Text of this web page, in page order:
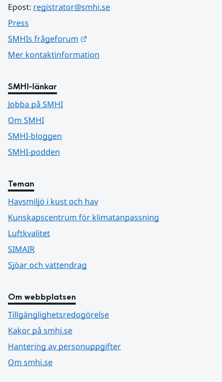
Epost: registrator@smhi.se
Press
SMHIs frågeforum
Mer kontaktinformation
SMHI-länkar
Jobba på SMHI
Om SMHI
SMHI-bloggen
SMHI-podden
Teman
Havsmiljö i kust och hav
Kunskapscentrum för klimatanpassning
Luftkvalitet
SIMAIR
Sjöar och vattendrag
Om webbplatsen
Tillgänglighetsredogörelse
Kakor på smhi.se
Hantering av personuppgifter
Om smhi.se